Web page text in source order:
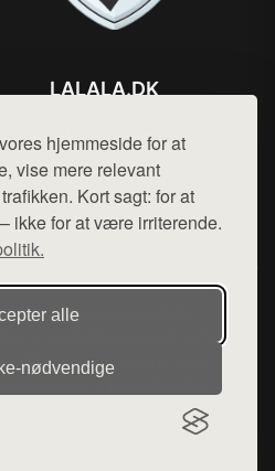
hjemmeside for at
vise mere relevant
Kort sagt: for at
ikke for at være irriterende.
alle
LALALA.DK
Mail: hej@want.dk
Cookie- og privatlivspolitik
der udgiver en række
af forskellige produkter fra
ikke varer fra denne side - vi